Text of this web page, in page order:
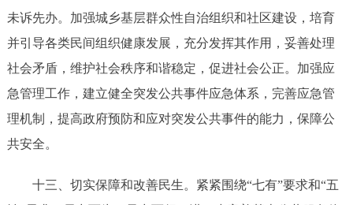
未诉先办。加强城乡基层群众性自治组织和社区建设，培育
并引导各类民间组织健康发展，充分发挥其作用，妥善处理
社会矛盾，维护社会秩序和谐稳定，促进社会公正。加强应
急管理工作，建立健全突发公共事件应急体系，完善应急管
理机制，提高政府预防和应对突发公共事件的能力，保障公
共安全。
十三 切实保障和改善民生。紧紧围绕“七有”要求和“五